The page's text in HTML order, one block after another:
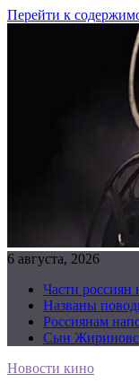
Перейти к
6 августа, 2026
Части
Названы
Россиянам
Сын
Новости кино